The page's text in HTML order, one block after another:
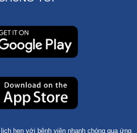
hẹn với bệnh viện nhanh chóng qua ứng